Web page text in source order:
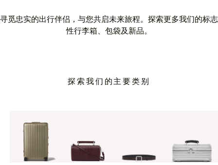
寻觅忠实的出行伴侣，与您共启未来旅程。探索更多我们的标志
性行李箱、包袋及新品。
探索我们的主要类别